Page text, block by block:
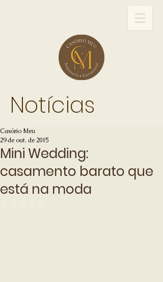
Notícias
Mini Wedding:
casamento barato que
está na moda
Casório Meu
29 de out. de 2015